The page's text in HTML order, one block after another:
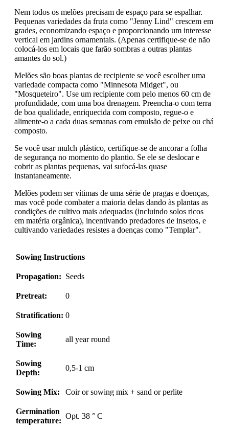
Nem todos os melões precisam de espaço para se espalhar.
Pequenas variedades da fruta como "Jenny Lind" crescem em
grades, economizando espaço e proporcionando um interesse
vertical em jardins ornamentais. (Apenas certifique-se de não
colocá-los em locais que farão sombras a outras plantas
amantes do sol.)
Melões são boas plantas de recipiente se você escolher uma
variedade compacta como "Minnesota Midget", ou
"Mosqueteiro". Use um recipiente com pelo menos 60 cm de
profundidade, com uma boa drenagem. Preencha-o com terra
de boa qualidade, enriquecida com composto, regue-o e
alimente-o a cada duas semanas com emulsão de peixe ou chá
composto.
Se você usar mulch plástico, certifique-se de ancorar a folha
de segurança no momento do plantio. Se ele se deslocar e
cobrir as plantas pequenas, vai sufocá-las quase
instantaneamente.
Melões podem ser vítimas de uma série de pragas e doenças,
mas você pode combater a maioria delas dando às plantas as
condições de cultivo mais adequadas (incluindo solos ricos
em matéria orgânica), incentivando predadores de insetos, e
cultivando variedades resistes a doenças como "Templar".
Sowing Instructions
Propagation: Seeds
Pretreat: 0
Stratification: 0
Sowing
Time:
all year round
Sowing
Depth:
0,5-1 cm
Sowing Mix: Coir or sowing mix + sand or perlite
Germination
temperature:
Opt. 38 ° C